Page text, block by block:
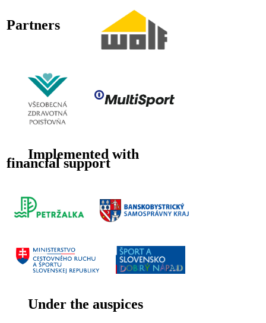
Partners
Implemented with
financial support
Under the auspices